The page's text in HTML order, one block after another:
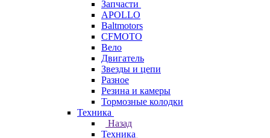
Запчасти
APOLLO
Baltmotors
CFMOTO
Вело
Двигатель
Звезды и цепи
Разное
Резина и камеры
Тормозные колодки
Техника
Назад
Техника